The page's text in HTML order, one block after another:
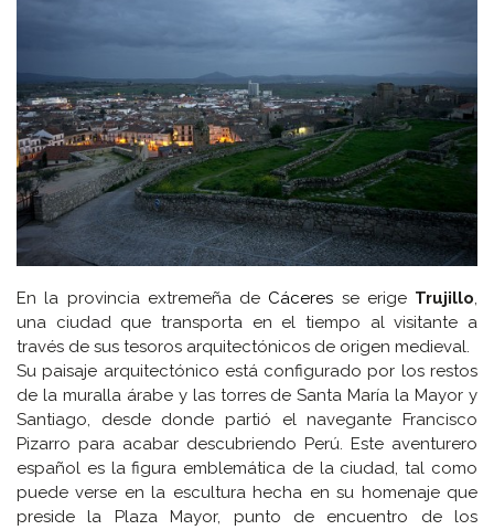
En la provincia extremeña de Cáceres se erige Trujillo,
una ciudad que transporta en el tiempo al visitante a
través de sus tesoros arquitectónicos de origen medieval.
Su paisaje arquitectónico está configurado por los restos
de la muralla árabe y las torres de Santa María la Mayor y
Santiago, desde donde partió el navegante Francisco
Pizarro para acabar descubriendo Perú. Este aventurero
español es la figura emblemática de la ciudad, tal como
puede verse en la escultura hecha en su homenaje que
preside la Plaza Mayor, punto de encuentro de los